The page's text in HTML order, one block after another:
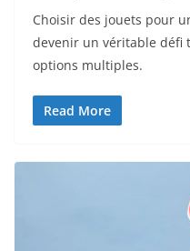
Choisir des jouets pour
devenir un véritable défi
options multiples.
Read More